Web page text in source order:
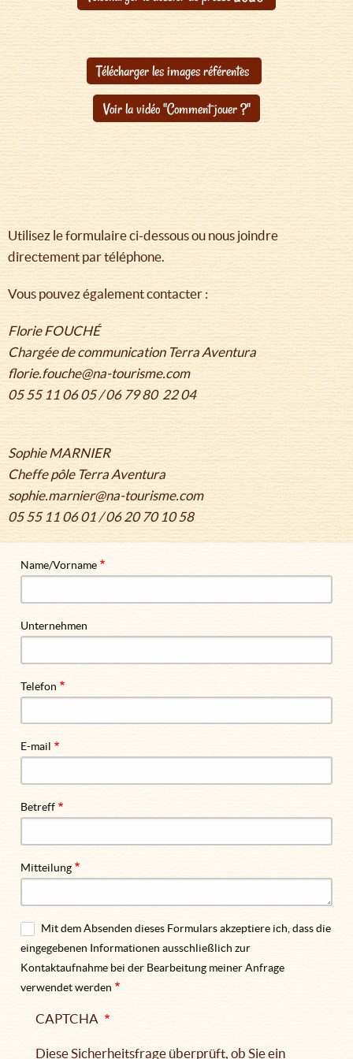
Télécharger les images référentes
Voir la vidéo "Comment jouer ?"
Utilisez le formulaire ci-dessous ou nous joindre
directement par téléphone.
Vous pouvez également contacter :
Florie FOUCHÉ
Chargée de communication Terra Aventura
florie.fouche@na-tourisme.com
05 55 11 06 05 / 06 79 80 22 04
Sophie MARNIER
Cheffe pôle Terra Aventura
sophie.marnier@na-tourisme.com
05 55 11 06 01 / 06 20 70 10 58
Name/Vorname
Unternehmen
Telefon
E-mail
Betreff
Mitteilung
Mit dem Absenden dieses Formulars akzeptiere ich, dass die
eingegebenen Informationen ausschließlich zur
Kontaktaufnahme bei der Bearbeitung meiner Anfrage
verwendet werden
CAPTCHA
Diese Sicherheitsfrage überprüft, ob Sie ein